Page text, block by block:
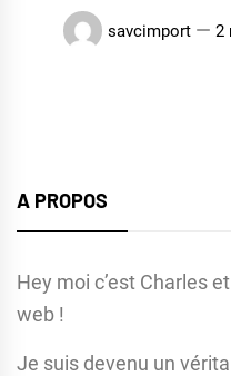
savcimport 2
A PROPOS
Hey moi c’est Charles
web !
Je suis devenu un